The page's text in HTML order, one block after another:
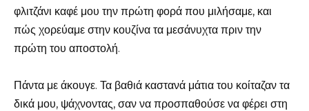
φλιτζάνι καφέ μου την πρώτη φορά που μιλήσαμε, και
πώς χορεύαμε στην κουζίνα τα μεσάνυχτα πριν την
πρώτη του αποστολή.
Πάντα με άκουγε. Τα βαθιά καστανά μάτια του κοίταζαν τα
δικά μου, ψάχνοντας, σαν να προσπαθούσε να φέρει στη